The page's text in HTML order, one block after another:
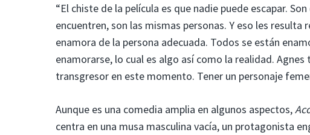
“El chiste de la película es que nadie puede escapar.
encuentren, son las mismas personas. Y eso les
enamora de la persona adecuada. Todos se están
enamorarse, lo cual es algo así como la realidad.
transgresor en este momento. Tener un personaje
Aunque es una comedia amplia en algunos aspectos,
centra en una musa masculina vacía, un protagonista